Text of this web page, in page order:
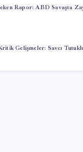
Rapor: ABD Savaşta
Gelişmeler: Savcı